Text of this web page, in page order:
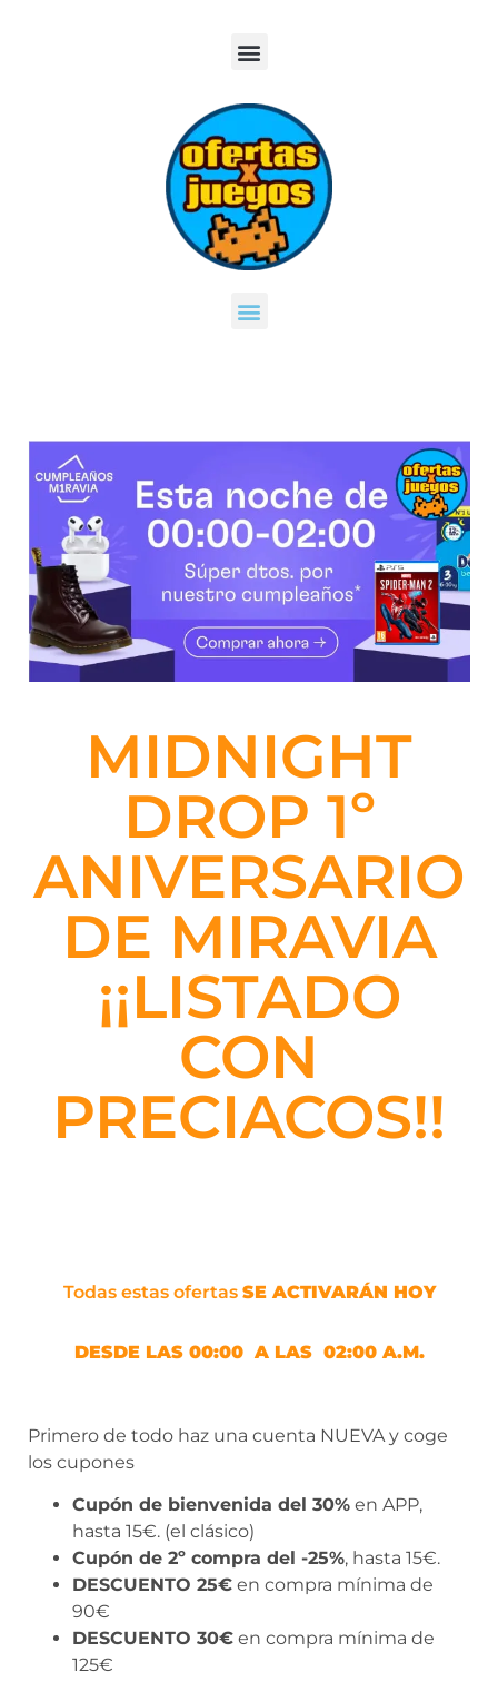
MIDNIGHT
DROP 1º
ANIVERSARIO
DE MIRAVIA
¡¡LISTADO
CON
PRECIACOS!!
Todas estas ofertas SE ACTIVARÁN HOY
DESDE LAS 00:00 A LAS 02:00 A.M.
Primero de todo haz una cuenta NUEVA y coge
los cupones
Cupón de bienvenida del 30% en APP,
hasta 15€. (el clásico)
Cupón de 2º compra del -25%, hasta 15€.
DESCUENTO 25€ en compra mínima de
90€
DESCUENTO 30€ en compra mínima de
125€